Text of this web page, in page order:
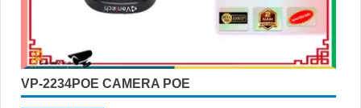
VP-2234POE CAMERA POE